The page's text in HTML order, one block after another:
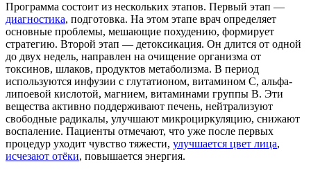
Программа состоит из нескольких этапов. Первый этап —
диагностика, подготовка. На этом этапе врач определяет
основные проблемы, мешающие похудению, формирует
стратегию. Второй этап — детоксикация. Он длится от одной
до двух недель, направлен на очищение организма от
токсинов, шлаков, продуктов метаболизма. В период
используются инфузии с глутатионом, витамином C, альфа-
липоевой кислотой, магнием, витаминами группы B. Эти
вещества активно поддерживают печень, нейтрализуют
свободные радикалы, улучшают микроциркуляцию, снижают
воспаление. Пациенты отмечают, что уже после первых
процедур уходит чувство тяжести, улучшается цвет лица,
исчезают отёки, повышается энергия.